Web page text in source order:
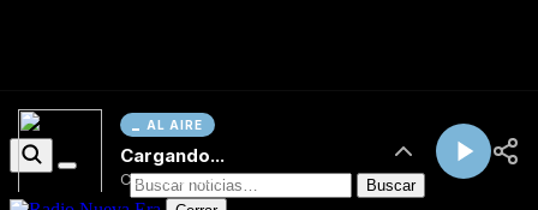
AL AIRE
Cargando...
Conectando...